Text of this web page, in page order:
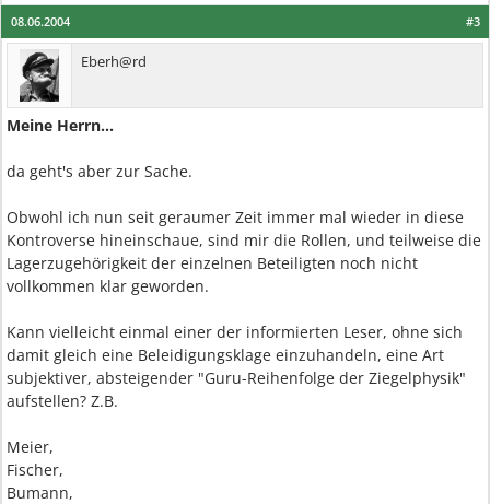
#3
08.06.2004
Eberh@rd
Meine Herrn...
da geht's aber zur Sache.
Obwohl ich nun seit geraumer Zeit immer mal wieder in diese
Kontroverse hineinschaue, sind mir die Rollen, und teilweise die
Lagerzugehörigkeit der einzelnen Beteiligten noch nicht
vollkommen klar geworden.
Kann vielleicht einmal einer der informierten Leser, ohne sich
damit gleich eine Beleidigungsklage einzuhandeln, eine Art
subjektiver, absteigender "Guru-Reihenfolge der Ziegelphysik"
aufstellen? Z.B.
Meier,
Fischer,
Bumann,